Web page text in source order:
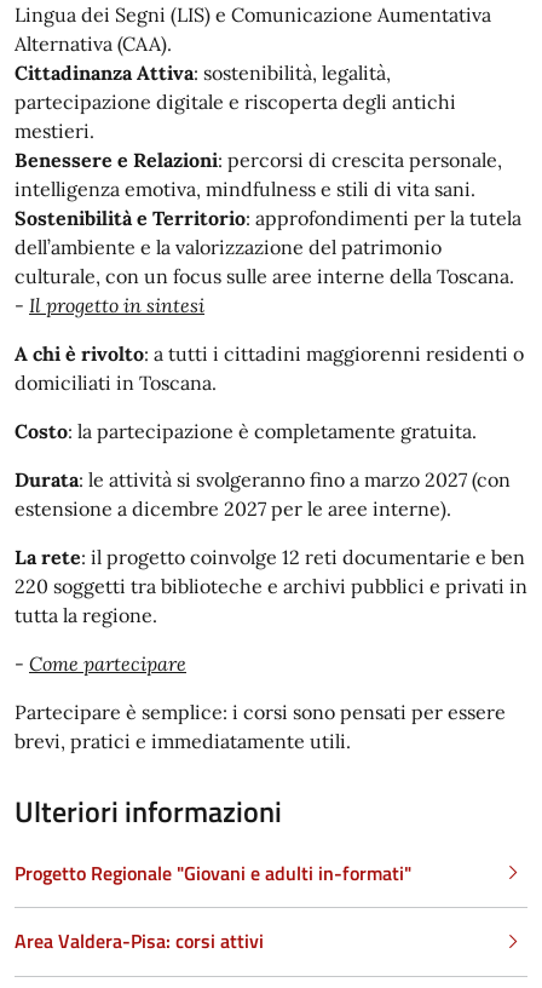
Lingua dei Segni (LIS) e Comunicazione Aumentativa
Alternativa (CAA).
Cittadinanza Attiva: sostenibilità, legalità,
partecipazione digitale e riscoperta degli antichi
mestieri.
Benessere e Relazioni: percorsi di crescita personale,
intelligenza emotiva, mindfulness e stili di vita sani.
Sostenibilità e Territorio: approfondimenti per la tutela
dell’ambiente e la valorizzazione del patrimonio
culturale, con un focus sulle aree interne della Toscana.
- Il progetto in sintesi
A chi è rivolto: a tutti i cittadini maggiorenni residenti o
domiciliati in Toscana.
Costo: la partecipazione è completamente gratuita.
Durata: le attività si svolgeranno fino a marzo 2027 (con
estensione a dicembre 2027 per le aree interne).
La rete: il progetto coinvolge 12 reti documentarie e ben
220 soggetti tra biblioteche e archivi pubblici e privati in
tutta la regione.
- Come partecipare
Partecipare è semplice: i corsi sono pensati per essere
brevi, pratici e immediatamente utili.
Ulteriori informazioni
Progetto Regionale "Giovani e adulti in-formati"
Area Valdera-Pisa: corsi attivi